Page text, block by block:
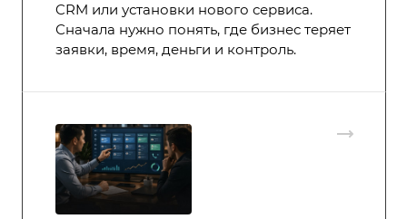
CRM или установки нового сервиса.
Сначала нужно понять, где бизнес теряет
заявки, время, деньги и контроль.